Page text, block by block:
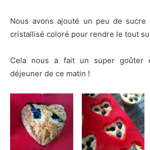
Nous avons ajouté un peu de
cristallisé coloré pour rendre le tout
Cela nous a fait un super goûter
déjeuner de ce matin !